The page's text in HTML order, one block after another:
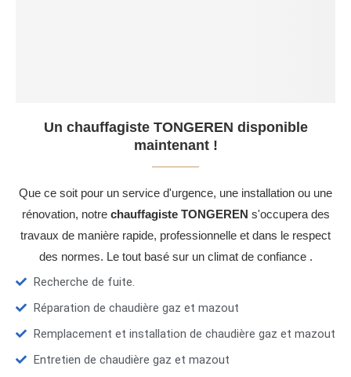
Un chauffagiste TONGEREN disponible
maintenant !
Que ce soit pour un service d'urgence, une installation ou une
rénovation, notre chauffagiste TONGEREN s'occupera des
travaux de manière rapide, professionnelle et dans le respect
des normes. Le tout basé sur un climat de confiance .
Recherche de fuite.
Réparation de chaudière gaz et mazout
Remplacement et installation de chaudière gaz et mazout
Entretien de chaudière gaz et mazout